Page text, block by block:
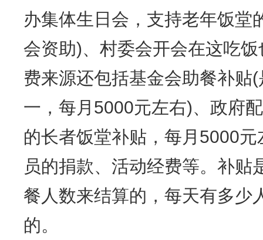
办集体生日会，支持老年饭堂
会资助)、村委会开会在这吃
费来源还包括基金会助餐补贴
一，每月5000元左右)、政府
的长者饭堂补贴，每月5000
员的捐款、活动经费等。补贴
餐人数来结算的，每天有多少
的。